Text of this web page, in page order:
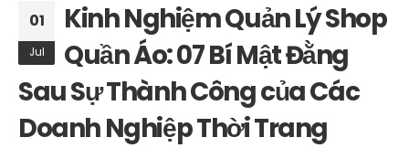
01
Jul
Kinh Nghiệm Quản Lý Shop
Quần Áo: 07 Bí Mật Đằng
Sau Sự Thành Công của Các
Doanh Nghiệp Thời Trang